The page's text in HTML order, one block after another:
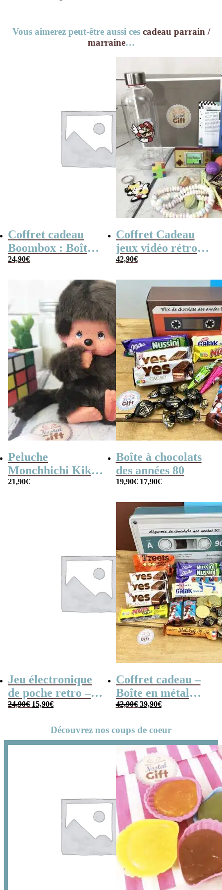
Vous aimerez peut-être aussi ces cadeau parrain /
marraine…
Coffret cadeau
Boombox : Boîte
bonbons des
Coffret bonbon
24,90€
Coffret Cadeau
jeux vidéo rétro
(avec sa console de
42,90€
Peluche
Monchhichi Kiki
l’original (20 cm)
21,90€
Boîte à chocolats
des années 80
19,90€ Le
était :
19,90€.
17,90€Le
est :
17,90€.
Jeu électronique
de poche retro –
Console vintage
24,90€ Le
24,90€.
15,90€Le
est :
15,90€.
Coffret cadeau –
Boîte en métal
cassette –
années 80 – grand
coffret chocolat
original
42,90€ Le
était :
42,90€.
39,90€Le
est :
39,90€.
Découvrez nos coups de coeur